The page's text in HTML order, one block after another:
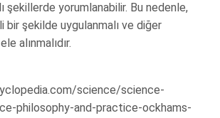
şekillerde yorumlanabilir. Bu nedenle,
bir şekilde uygulanmalı ve diğer
alınmalıdır.
science/science-
philosophy-and-practice-ockhams-